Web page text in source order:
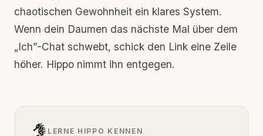
chaotischen Gewohnheit ein klares System.
Wenn dein Daumen das nächste Mal über dem
„Ich”-Chat schwebt, schick den Link eine Zeile
höher. Hippo nimmt ihn entgegen.
LERNE HIPPO KENNEN